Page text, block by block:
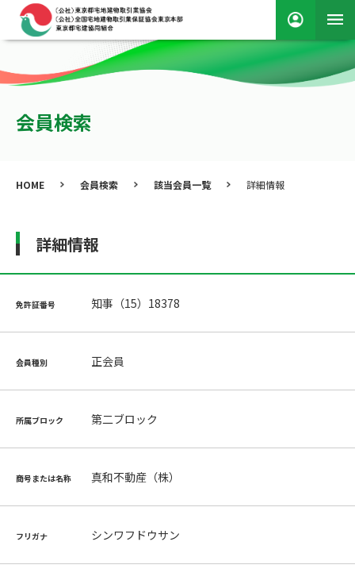
会員検索
HOME 会員検索 該当会員一覧 詳細情報
詳細情報
免許証番号 知事（15）18378
会員種別 正会員
所属ブロック 第二ブロック
商号または名称 真和不動産（株）
フリガナ シンワフドウサン